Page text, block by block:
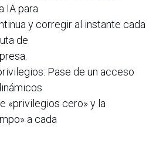
IA para
y corregir al instante cada
de
Pase de un acceso
«privilegios cero» y la
a cada